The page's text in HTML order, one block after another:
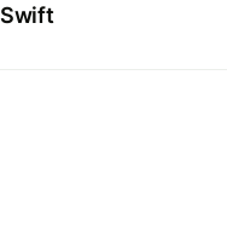
Swift